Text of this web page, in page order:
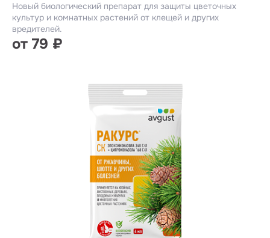
Новый биологический препарат для защиты цветочных
культур и комнатных растений от клещей и других
вредителей.
от 79 ₽